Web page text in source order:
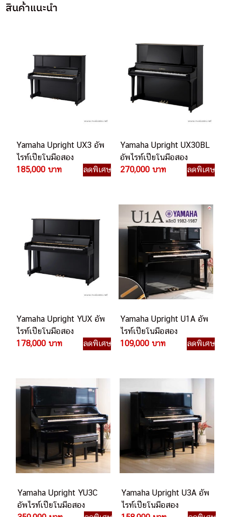
สินค้าแนะนำ
Yamaha Upright UX3 อัพ
ไรท์เปียโนมือสอง
185,000 บาท
ลดพิเศษ
Yamaha Upright UX30BL
อัพไรท์เปียโนมือสอง
270,000 บาท
ลดพิเศษ
Yamaha Upright YUX อัพ
ไรท์เปียโนมือสอง
178,000 บาท
ลดพิเศษ
Yamaha Upright U1A อัพ
ไรท์เปียโนมือสอง
109,000 บาท
ลดพิเศษ
Yamaha Upright YU3C
อัพไรท์เปียโนมือสอง
Yamaha Upright U3A อัพ
ไรท์เปียโนมือสอง